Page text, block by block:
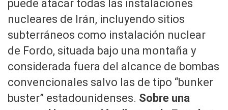
puede atacar todas las instalaciones
nucleares de Irán, incluyendo sitios
subterráneos como instalación nuclear
de Fordo, situada bajo una montaña y
considerada fuera del alcance de bombas
convencionales salvo las de tipo “bunker
buster” estadounidenses. Sobre una